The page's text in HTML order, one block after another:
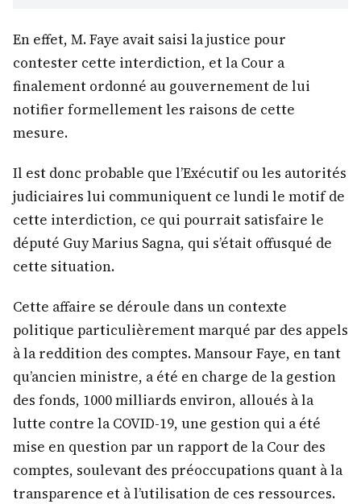
En effet, M. Faye avait saisi la justice pour
contester cette interdiction, et la Cour a
finalement ordonné au gouvernement de lui
notifier formellement les raisons de cette
mesure.
Il est donc probable que l’Exécutif ou les autorités
judiciaires lui communiquent ce lundi le motif de
cette interdiction, ce qui pourrait satisfaire le
député Guy Marius Sagna, qui s’était offusqué de
cette situation.
Cette affaire se déroule dans un contexte
politique particulièrement marqué par des appels
à la reddition des comptes. Mansour Faye, en tant
qu’ancien ministre, a été en charge de la gestion
des fonds, 1000 milliards environ, alloués à la
lutte contre la COVID-19, une gestion qui a été
mise en question par un rapport de la Cour des
comptes, soulevant des préoccupations quant à la
transparence et à l’utilisation de ces ressources.